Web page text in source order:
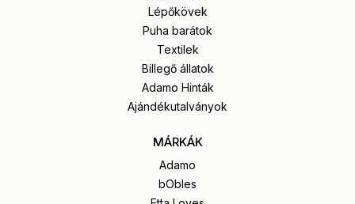
Lépőkövek
Puha barátok
Textilek
Billegő állatok
Adamo Hinták
Ajándékutalványok
MÁRKÁK
Adamo
bObles